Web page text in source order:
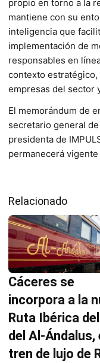
propio en torno a la
mantiene con su
inteligencia que
implementación de
responsables en
contexto
empresas del sector
El memorándum de
secretario general
presidenta de
permanecerá
Relacionado
Cáceres se
incorpora a la
Ruta Ibérica
del Al-Ándalus,
tren de lujo de